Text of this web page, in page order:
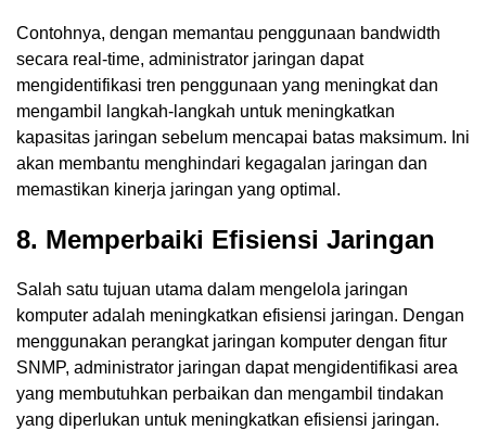
Contohnya, dengan memantau penggunaan bandwidth
secara real-time, administrator jaringan dapat
mengidentifikasi tren penggunaan yang meningkat dan
mengambil langkah-langkah untuk meningkatkan
kapasitas jaringan sebelum mencapai batas maksimum. Ini
akan membantu menghindari kegagalan jaringan dan
memastikan kinerja jaringan yang optimal.
8. Memperbaiki Efisiensi Jaringan
Salah satu tujuan utama dalam mengelola jaringan
komputer adalah meningkatkan efisiensi jaringan. Dengan
menggunakan perangkat jaringan komputer dengan fitur
SNMP, administrator jaringan dapat mengidentifikasi area
yang membutuhkan perbaikan dan mengambil tindakan
yang diperlukan untuk meningkatkan efisiensi jaringan.